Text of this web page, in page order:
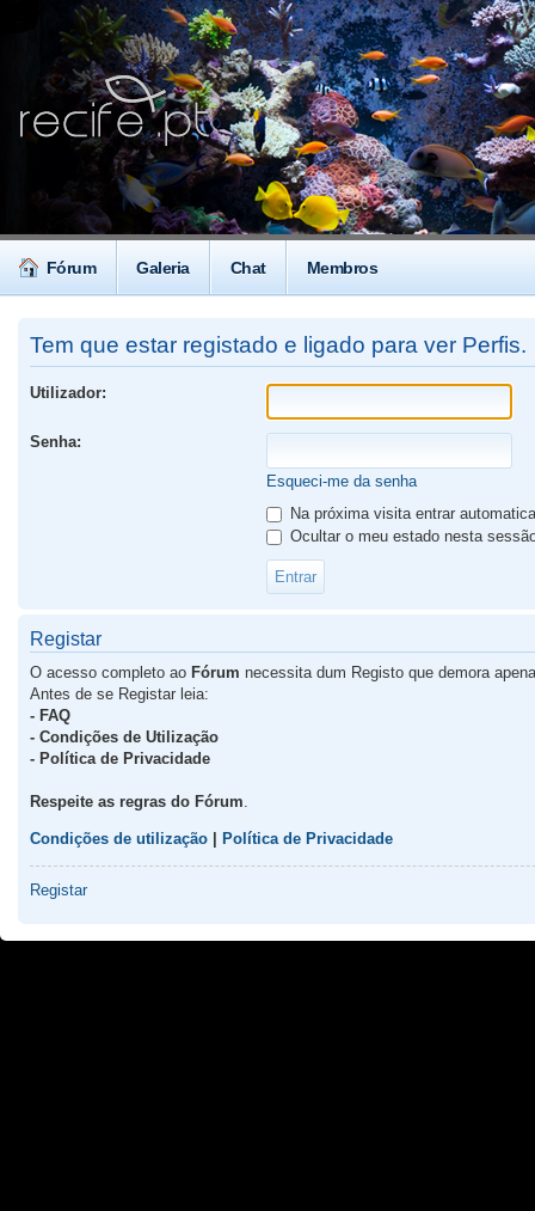
Fórum Galeria Chat Membros
Tem que estar registado e ligado para ver Perfis.
Utilizador:
Senha:
Esqueci-me da senha
Na próxima visita entrar
Ocultar o meu estado nesta
Registar
O acesso completo ao Fórum necessita dum Registo que demora
Antes de se Registar leia:
- FAQ
- Condições de Utilização
- Política de Privacidade
Respeite as regras do Fórum
Condições de utilização Política de Privacidade
Registar